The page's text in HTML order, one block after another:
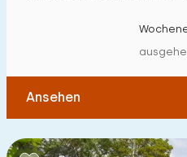
Ansehen